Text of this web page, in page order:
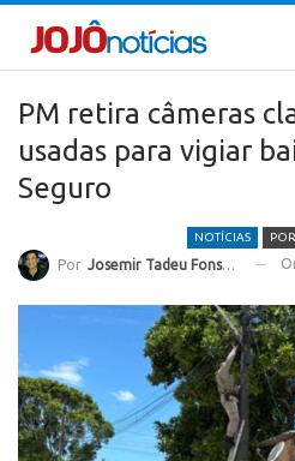
PM retira câmeras
usadas para vigiar
Seguro
NOTÍCIAS
Por Josemir Tadeu Fonseca